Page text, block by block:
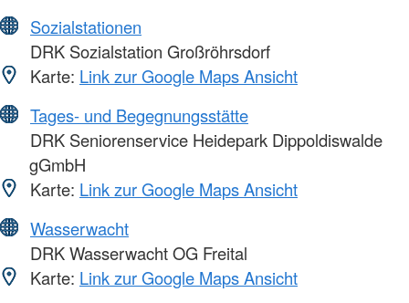
Sozialstationen
DRK Sozialstation Großröhrsdorf
Karte: Link zur Google Maps Ansicht
Tages- und Begegnungsstätte
DRK Seniorenservice Heidepark Dippoldiswalde
gGmbH
Karte: Link zur Google Maps Ansicht
Wasserwacht
DRK Wasserwacht OG Freital
Karte: Link zur Google Maps Ansicht